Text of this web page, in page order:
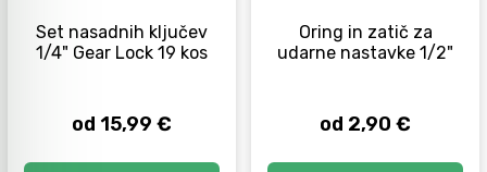
Set nasadnih ključev
1/4" Gear Lock 19 kos
od 15,99 €
Oring in zatič za
udarne nastavke 1/2"
od 2,90 €